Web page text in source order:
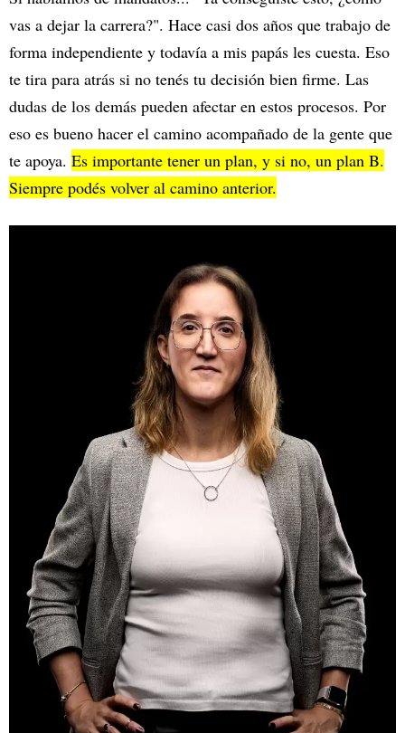
vas a dejar la carrera?". Hace casi dos años que trabajo de
forma independiente y todavía a mis papás les cuesta. Eso
te tira para atrás si no tenés tu decisión bien firme. Las
dudas de los demás pueden afectar en estos procesos. Por
eso es bueno hacer el camino acompañado de la gente que
te apoya. Es importante tener un plan, y si no, un plan B.
Siempre podés volver al camino anterior.